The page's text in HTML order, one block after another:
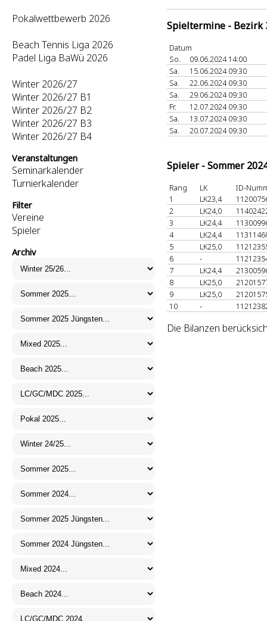
Pokalwettbewerb 2026
Beach Tennis Liga 2026
Padel Liga BaWü 2026
Winter 2026/27
Winter 2026/27 B1
Winter 2026/27 B2
Winter 2026/27 B3
Winter 2026/27 B4
Veranstaltungen
Seminarkalender
Turnierkalender
Filter
Vereine
Spieler
Archiv
Spieltermine - Bezirk
Datum
So.
09.06.2024 14:00
Sa.
15.06.2024 09:30
Sa.
22.06.2024 09:30
Sa.
29.06.2024 09:30
Fr.
12.07.2024 09:30
Sa.
13.07.2024 09:30
Sa.
20.07.2024 09:30
Spieler - Sommer
Rang LK
ID-
1
LK23,4
2
LK24,0
3
LK24,4
4
LK24,4
5
LK25,0
6
-
7
LK24,4
8
LK25,0
9
LK25,0
10
-
Die Bilanzen